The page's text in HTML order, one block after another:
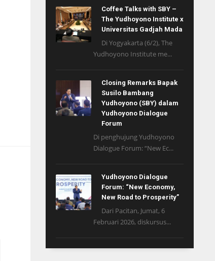
Coffee Talks with SBY –
The Yudhoyono Institute x
Universitas Gadjah Mada
Di Yogyakarta (6/2), The
Yudhoyono Institute me...
Closing Remarks Bapak
Susilo Bambang
Yudhoyono (SBY) dalam
Yudhoyono Dialogue
Forum
Di penghujung Yudhoyono
Dialogue Forum: “New Ec...
Yudhoyono Dialogue
Forum: “New Economy,
New Road to Prosperity”
Dari Pacitan, Jumat, 6
Februari 2026, diskursus...